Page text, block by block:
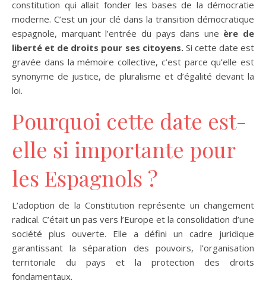
constitution qui allait fonder les bases de la démocratie
moderne. C’est un jour clé dans la transition démocratique
espagnole, marquant l’entrée du pays dans une ère de
liberté et de droits pour ses citoyens.Si cette date est
gravée dans la mémoire collective, c’est parce qu’elle est
synonyme de justice, de pluralisme et d’égalité devant la
loi.
Pourquoi cette date est-
elle si importante pour
les Espagnols ?
L’adoption de la Constitution représente un changement
radical. C’était un pas vers l’Europe et la consolidation d’une
société plus ouverte. Elle a défini un cadre juridique
garantissant la séparation des pouvoirs, l’organisation
territoriale du pays et la protection des droits
fondamentaux.